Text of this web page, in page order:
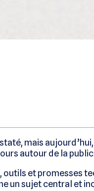
mais
autour de la
outils et promesses
un sujet central et